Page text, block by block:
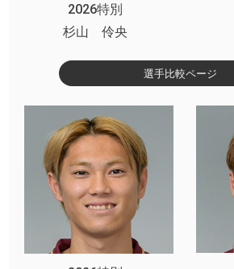
2026特別
杉山 伶央
選手比較ページ